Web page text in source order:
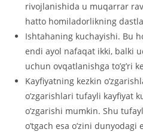
rivojlanishida u muqarrar
hatto homiladorlikning
Ishtahaning kuchayishi. Bu
endi ayol nafaqat ikki, balki
uchun ovqatlanishga to’g’ri
Kayfiyatning kezkin
o’zgarishlari tufayli kayfiyat
o’zgarishi mumkin. Shu
o’tgach esa o’zini